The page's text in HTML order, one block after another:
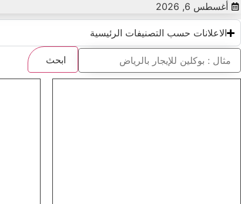
أغسطس 6, 2026
الاعلانات حسب التصنيفات الرئيسية
ابحث